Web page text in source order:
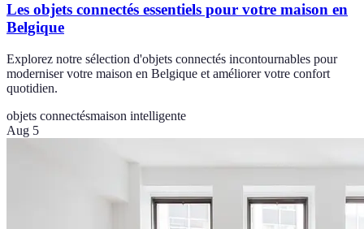
Les objets connectés essentiels pour votre maison en
Belgique
Explorez notre sélection d'objets connectés incontournables pour
moderniser votre maison en Belgique et améliorer votre confort
quotidien.
objets connectésmaison intelligente
Aug 5